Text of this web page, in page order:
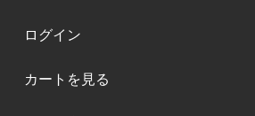
ログイン
カートを見る